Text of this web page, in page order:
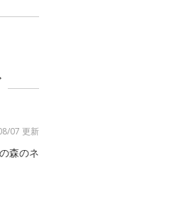
07 更新
森のネ